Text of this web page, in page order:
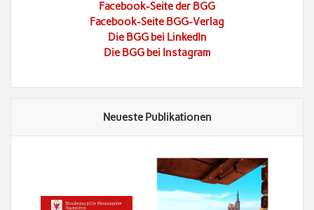
Facebook-Seite der BGG
Facebook-Seite BGG-Verlag
Die BGG bei LinkedIn
Die BGG bei Instagram
Neueste Publikationen